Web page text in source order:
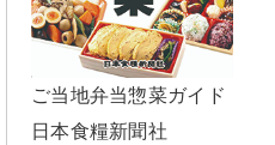
ご当地弁当惣菜ガイド
日本食糧新聞社